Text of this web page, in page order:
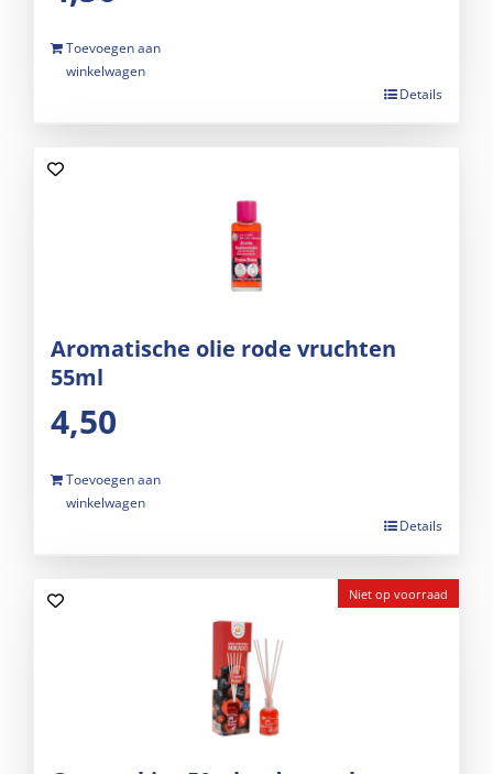
Toevoegen aan
winkelwagen
Details
Aromatische olie rode vruchten
55ml
4,50
Toevoegen aan
winkelwagen
Details
Niet op voorraad